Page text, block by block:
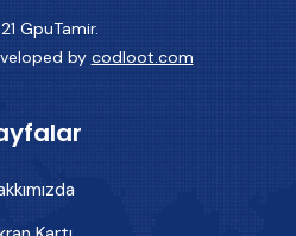
GpuTamir.
by codloot.com